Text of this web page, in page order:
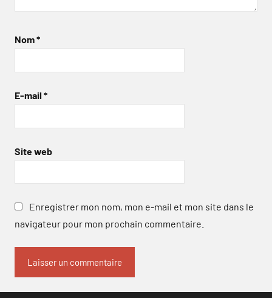
Nom*
E-mail *
Site web
Enregistrer mon nom, mon e-mail et mon site dans le
navigateur pour mon prochain commentaire.